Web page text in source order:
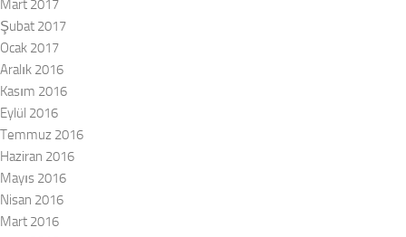
Mart 2017
Şubat 2017
Ocak 2017
Aralık 2016
Kasım 2016
Eylül 2016
Temmuz 2016
Haziran 2016
Mayıs 2016
Nisan 2016
Mart 2016